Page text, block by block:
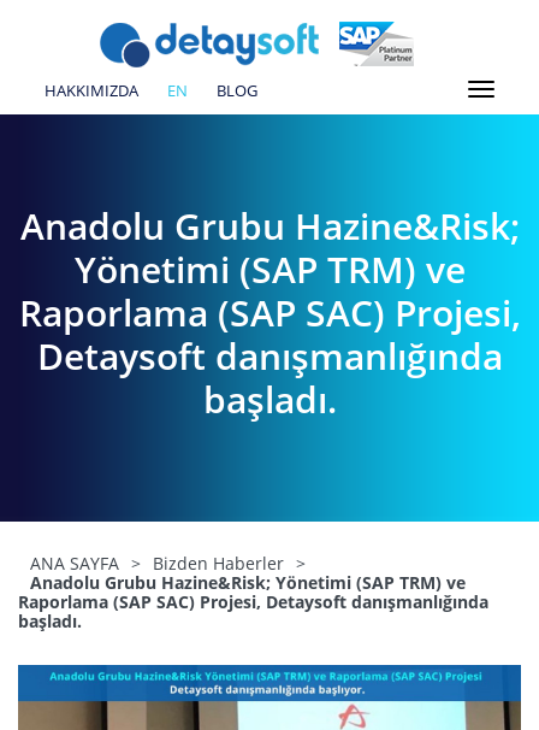
HAKKIMIZDA EN BLOG
Anadolu Grubu Hazine&Risk;
Yönetimi (SAP TRM) ve
Raporlama (SAP SAC) Projesi,
Detaysoft danışmanlığında
başladı.
ANA SAYFA > Bizden Haberler >
Anadolu Grubu Hazine&Risk; Yönetimi (SAP TRM) ve
Raporlama (SAP SAC) Projesi, Detaysoft danışmanlığında
başladı.